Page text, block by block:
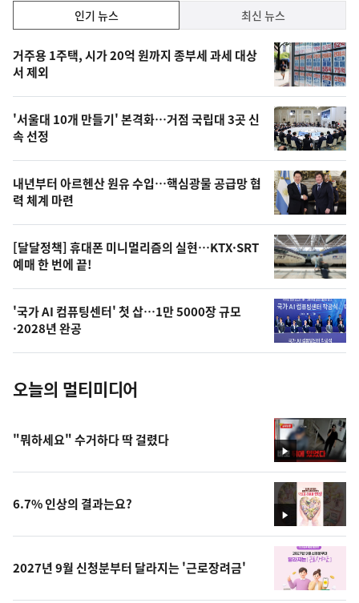
기,
최
신,
오
늘
의
영
상
오
늘
의
사
진
인기 뉴스 최신 뉴스
인
기
뉴
스
거주용 1주택, 시가 20억 원까지 종부세 과세 대상
서 제외
'서울대 10개 만들기' 본격화…거점 국립대 3곳 신
속 선정
내년부터 아르헨산 원유 수입…핵심광물 공급망 협
력 체계 마련
[달달정책] 휴대폰 미니멀리즘의 실현…KTX·SRT
예매 한 번에 끝!
'국가 AI 컴퓨팅센터' 첫 삽…1만 5000장 규모
·2028년 완공
오늘의 멀티미디어
영
상
"뭐하세요" 수거하다 딱 걸렸다
영
상
6.7% 인상의 결과는요?
2027년 9월 신청분부터 달라지는 '근로장려금'